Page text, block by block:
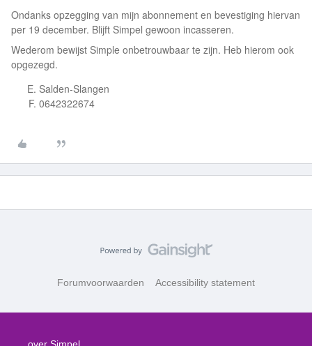
Ondanks opzegging van mijn abonnement en bevestiging hiervan
per 19 december. Blijft Simpel gewoon incasseren.
Wederom bewijst Simple onbetrouwbaar te zijn. Heb hierom ook
opgezegd.
Salden-Slangen
0642322674
Forumvoorwaarden Accessibility statement